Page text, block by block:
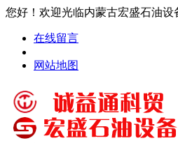
您好！欢迎光临内蒙古宏盛石油
在线留言
网站地图